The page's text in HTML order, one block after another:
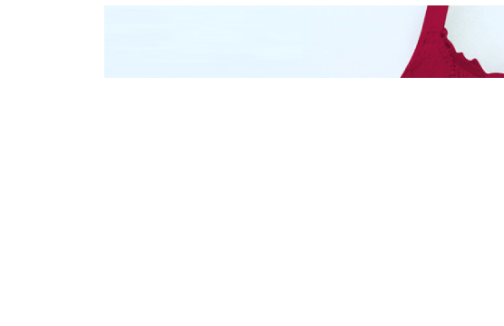
Mengintip Kepribadian
Wanita Dari Warna Bra